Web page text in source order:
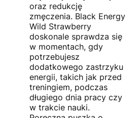
oraz redukcję
zmęczenia. Black Energy
Wild Strawberry
doskonale sprawdza się
w momentach, gdy
potrzebujesz
dodatkowego zastrzyku
energii, takich jak przed
treningiem, podczas
długiego dnia pracy czy
w trakcie nauki.